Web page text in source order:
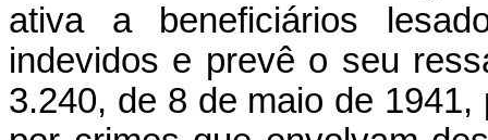
ativa a beneficiários
indevidos e prevê o seu
3.240, de 8 de maio de